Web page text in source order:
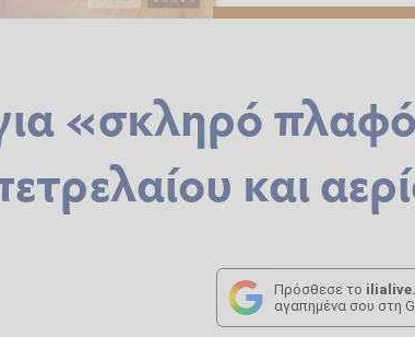
«σκληρό
και
Πρόσθεσε το
αγαπημένα σου στη